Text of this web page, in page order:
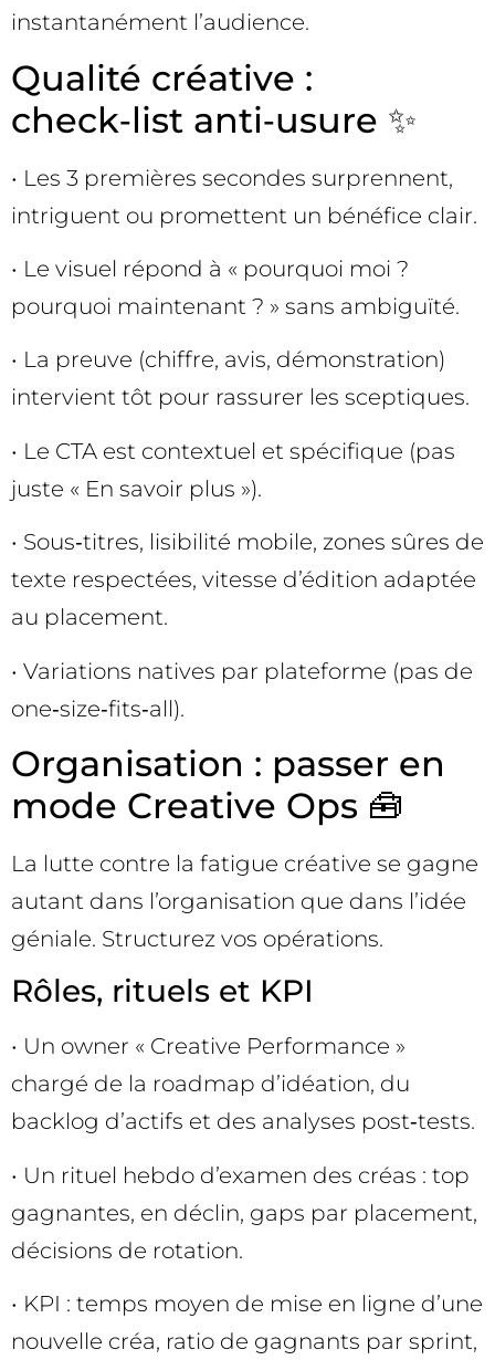
instantanément l’audience.
Qualité créative :
check‑list anti‑usure ✨
• Les 3 premières secondes surprennent,
intriguent ou promettent un bénéfice clair.
• Le visuel répond à « pourquoi moi ?
pourquoi maintenant ? » sans ambiguïté.
• La preuve (chiffre, avis, démonstration)
intervient tôt pour rassurer les sceptiques.
• Le CTA est contextuel et spécifique (pas
juste « En savoir plus »).
• Sous‑titres, lisibilité mobile, zones sûres de
texte respectées, vitesse d’édition adaptée
au placement.
• Variations natives par plateforme (pas de
one‑size‑fits‑all).
Organisation : passer en
mode Creative Ops 🧰
La lutte contre la fatigue créative se gagne
autant dans l’organisation que dans l’idée
géniale. Structurez vos opérations.
Rôles, rituels et KPI
• Un owner « Creative Performance »
chargé de la roadmap d’idéation, du
backlog d’actifs et des analyses post‑tests.
• Un rituel hebdo d’examen des créas : top
gagnantes, en déclin, gaps par placement,
décisions de rotation.
• KPI : temps moyen de mise en ligne d’une
nouvelle créa, ratio de gagnants par sprint,